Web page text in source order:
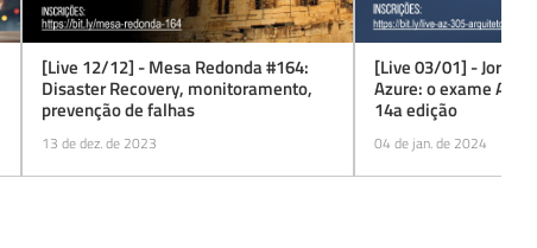
[Live 12/12] - Mesa Redonda #164:
Disaster Recovery, monitoramento,
prevenção de falhas
13 de dez. de 2023
[Live 03/01] -
Azure: o exame AZ-
14a edição
04 de jan. de 2024